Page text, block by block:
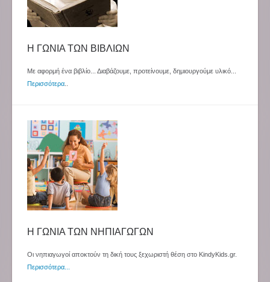
Η ΓΩΝΙΑ ΤΩΝ ΒΙΒΛΙΩΝ
Με αφορμή ένα βιβλίο... Διαβάζουμε, προτείνουμε, δημιουργούμε υλικό...
Περισσότερα
Η ΓΩΝΙΑ ΤΩΝ ΝΗΠΙΑΓΩΓΩΝ
Οι νηπιαγωγοί αποκτούν τη δική τους ξεχωριστή θέση στο KindyKids.gr.
Περισσότερα...